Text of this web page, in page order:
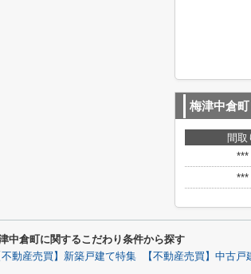
梅津中倉町
間取
***
***
中倉町に関するこだわり条件から探す
不動産売買】新築戸建て特集 【不動産売買】中古戸